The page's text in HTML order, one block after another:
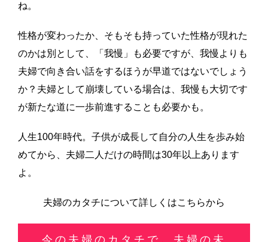
ね。
性格が変わったか、そもそも持っていた性格が現れた
のかは別として、「我慢」も必要ですが、我慢よりも
夫婦で向き合い話をするほうが早道ではないでしょう
か？ 夫婦として崩壊している場合は、我慢も大切です
が新たな道に一歩前進することも必要かも。
人生100年時代。子供が成長して自分の人生を歩み始
めてから、夫婦二人だけの時間は30年以上あります
よ。
夫婦のカタチについて詳しくはこちらから